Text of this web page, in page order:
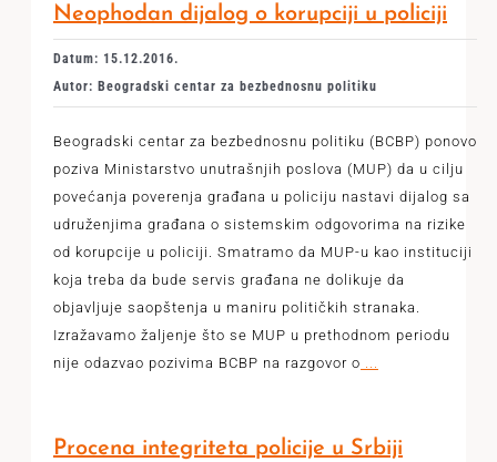
Neophodan dijalog o korupciji u policiji
Datum: 15.12.2016.
Autor: Beogradski centar za bezbednosnu politiku
Beogradski centar za bezbednosnu politiku (BCBP) ponovo
poziva Ministarstvo unutrašnjih poslova (MUP) da u cilju
povećanja poverenja građana u policiju nastavi dijalog sa
udruženjima građana o sistemskim odgovorima na rizike
od korupcije u policiji. Smatramo da MUP-u kao instituciji
koja treba da bude servis građana ne dolikuje da
objavljuje saopštenja u maniru političkih stranaka.
Izražavamo žaljenje što se MUP u prethodnom periodu
nije odazvao pozivima BCBP na razgovor o ...
Procena integriteta policije u Srbiji